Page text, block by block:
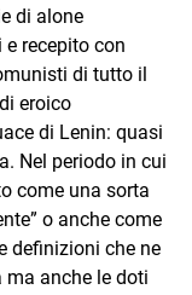
di alone
recepito con
di tutto il
eroico
di Lenin: quasi
Nel periodo in cui
come una sorta
o anche come
definizioni che ne
anche le doti